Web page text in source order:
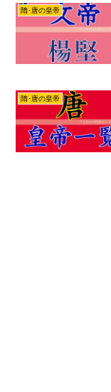
隋･唐の皇帝
隋･唐の皇帝